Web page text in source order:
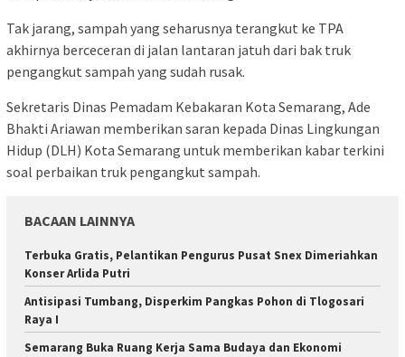
Tak jarang, sampah yang seharusnya terangkut ke TPA
akhirnya berceceran di jalan lantaran jatuh dari bak truk
pengangkut sampah yang sudah rusak.
Sekretaris Dinas Pemadam Kebakaran Kota Semarang, Ade
Bhakti Ariawan memberikan saran kepada Dinas Lingkungan
Hidup (DLH) Kota Semarang untuk memberikan kabar terkini
soal perbaikan truk pengangkut sampah.
BACAAN LAINNYA
Terbuka Gratis, Pelantikan Pengurus Pusat Snex Dimeriahkan
Konser Arlida Putri
Antisipasi Tumbang, Disperkim Pangkas Pohon di Tlogosari
Raya I
Semarang Buka Ruang Kerja Sama Budaya dan Ekonomi